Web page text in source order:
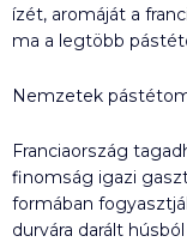
ízét, aromáját a
ma a legtöbb
Nemzetek
Franciaország
finomság igazi
formában
durvára darált